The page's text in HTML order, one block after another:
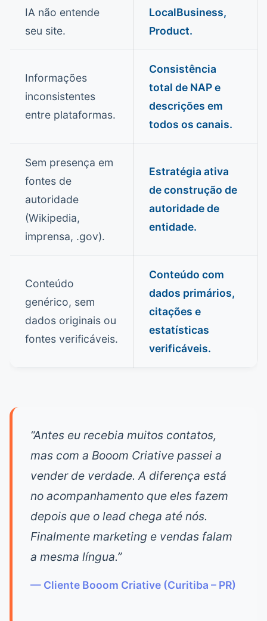
IA não entende
seu site.
LocalBusiness,
Product.
Informações
inconsistentes
entre plataformas.
Consistência
total de NAP e
descrições em
todos os canais.
Sem presença em
fontes de
autoridade
(Wikipedia,
imprensa, .gov).
Estratégia ativa
de construção de
autoridade de
entidade.
Conteúdo
genérico, sem
dados originais ou
fontes verificáveis.
Conteúdo com
dados primários,
citações e
estatísticas
verificáveis.
“Antes eu recebia muitos contatos,
mas com a Booom Criative passei a
vender de verdade. A diferença está
no acompanhamento que eles fazem
depois que o lead chega até nós.
Finalmente marketing e vendas falam
a mesma língua.”
— Cliente Booom Criative (Curitiba – PR)